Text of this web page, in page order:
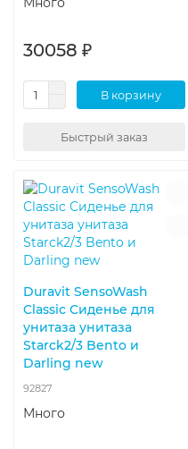
30058 ₽
В корзину
Быстрый заказ
Duravit SensoWash
Classic Сиденье для
унитаза унитаза
Starck2/3 Bento и
Darling new
92827
Много